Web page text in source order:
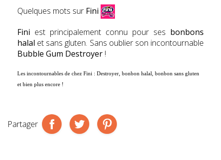
Quelques mots sur Fini
Fini est principalement connu pour ses bonbons
halal et sans gluten. Sans oublier son incontournable
Bubble Gum Destroyer !
Les incontournables de chez Fini : Destroyer, bonbon halal, bonbon sans gluten
et bien plus encore !
Partager